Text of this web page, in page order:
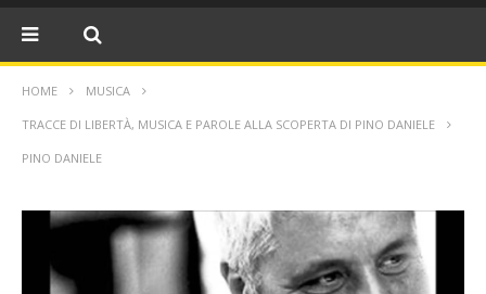
HOME MUSICA
TRACCE DI LIBERTÀ, MUSICA E PAROLE ALLA SCOPERTA DI PINO DANIELE
PINO DANIELE